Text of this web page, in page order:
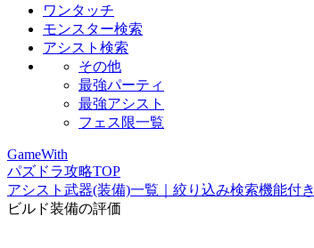
ワンタッチ
モンスター検索
アシスト検索
その他
最強パーティ
最強アシスト
フェス限一覧
GameWith
パズドラ攻略TOP
アシスト武器(装備)一覧｜絞り込み検索機能付き
ビルド装備の評価